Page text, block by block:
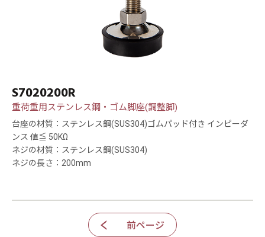
S7020200R
重荷重用ステンレス鋼・ゴム脚座(調整脚)
台座の材質：ステンレス鋼(SUS304)ゴムパッド付き インピーダ
ンス 値≦ 50KΩ
ネジの材質：ステンレス鋼(SUS304)
ネジの長さ：200mm
前ページ